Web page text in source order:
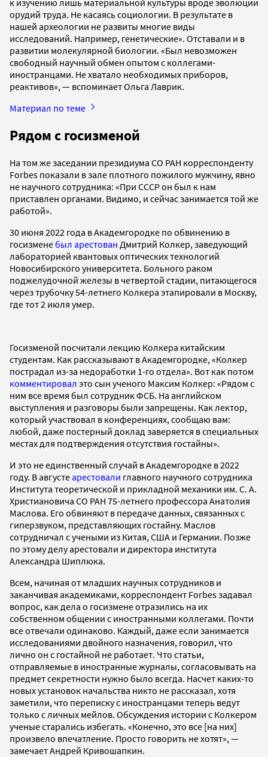
орудий труда. Не касаясь социологии. В результате в
нашей археологии не развиты многие виды
исследований. Например, генетические». Отставали и в
развитии молекулярной биологии. «Был невозможен
свободный научный обмен опытом с коллегами-
иностранцами. Не хватало необходимых приборов,
реактивов», — вспоминает Ольга Лаврик.
Материал по теме
Рядом с госизменой
На том же заседании президиума СО РАН корреспонденту
Forbes показали в зале плотного пожилого мужчину, явно
не научного сотрудника: «При СССР он был к нам
приставлен органами. Видимо, и сейчас занимается той же
работой».
30 июня 2022 года в Академгородке по обвинению в
госизменебыл арестован Дмитрий Колкер, заведующий
лабораторией квантовых оптических технологий
Новосибирского университета. Больного раком
поджелудочной железы в четвертой стадии, питающегося
через трубочку 54-летнего Колкера этапировали в Москву,
где тот 2 июля умер.
Госизменой посчитали лекцию Колкера китайским
студентам. Как рассказывают в Академгородке, «Колкер
пострадал из-за недоработки 1-го отдела». Вот как потом
комментировал это сын ученого Максим Колкер: «Рядом с
ним все время был сотрудник ФСБ. На английском
выступления и разговоры были запрещены. Как лектор,
который участвовал в конференциях, сообщаю вам:
любой, даже постерный доклад заверяется в специальных
местах для подтверждения отсутствия гостайны».
И это не единственный случай в Академгородке в 2022
году. В августеарестовали главного научного сотрудника
Института теоретической и прикладной механики им. С. А.
Христиановича СО РАН 75-летнего профессора Анатолия
Маслова. Его обвиняют в передаче данных, связанных с
гиперзвуком, представляющих гостайну. Маслов
сотрудничал с учеными из Китая, США и Германии. Позже
по этому делу арестовали и директора института
Александра Шиплюка.
Всем, начиная от младших научных сотрудников и
заканчивая академиками, корреспондент Forbes задавал
вопрос, как дела о госизмене отразились на их
собственном общении с иностранными коллегами. Почти
все отвечали одинаково. Каждый, даже если занимается
исследованиями двойного назначения, говорил, что
лично он с гостайной не работает. Что статьи,
отправляемые в иностранные журналы, согласовывать на
предмет секретности нужно было всегда. Насчет каких-то
новых установок начальства никто не рассказал, хотя
заметили, что переписку с иностранцами теперь ведут
только с личных мейлов. Обсуждения истории с Колкером
ученые старались избегать. «Конечно, это все [на них]
произвело впечатление. Просто говорить не хотят», —
замечает Андрей Кривошапкин.